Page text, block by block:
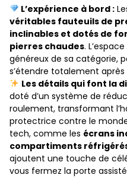
L’expérience à bord :
véritables fauteuils de
inclinables et dotés de
pierres chaudes.
généreux de sa catégorie,
s’étendre totalement
Les détails qui font la
doté d’un système de
roulement, transformant
protectrice contre le
tech, comme les écrans
compartiments
ajoutent une touche de
vous fermez la porte